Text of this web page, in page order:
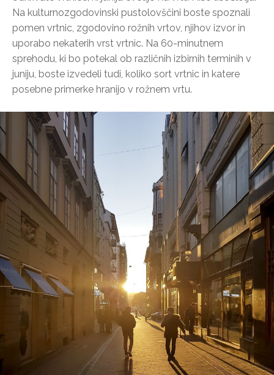
Na kulturnozgodovinski pustolovščini boste spoznali
pomen vrtnic, zgodovino rožnih vrtov, njihov izvor in
uporabo nekaterih vrst vrtnic. Na 60-minutnem
sprehodu, ki bo potekal ob različnih izbirnih terminih v
juniju, boste izvedeli tudi, koliko sort vrtnic in katere
posebne primerke hranijo v rožnem vrtu.